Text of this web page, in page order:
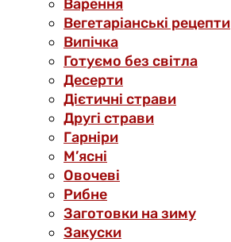
Варення
Вегетаріанські рецепти
Випічка
Готуємо без світла
Десерти
Дієтичні страви
Другі страви
Гарніри
М’ясні
Овочеві
Рибне
Заготовки на зиму
Закуски